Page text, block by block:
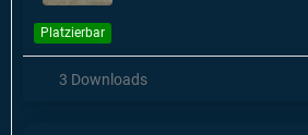
Platzierbar
3 Downloads